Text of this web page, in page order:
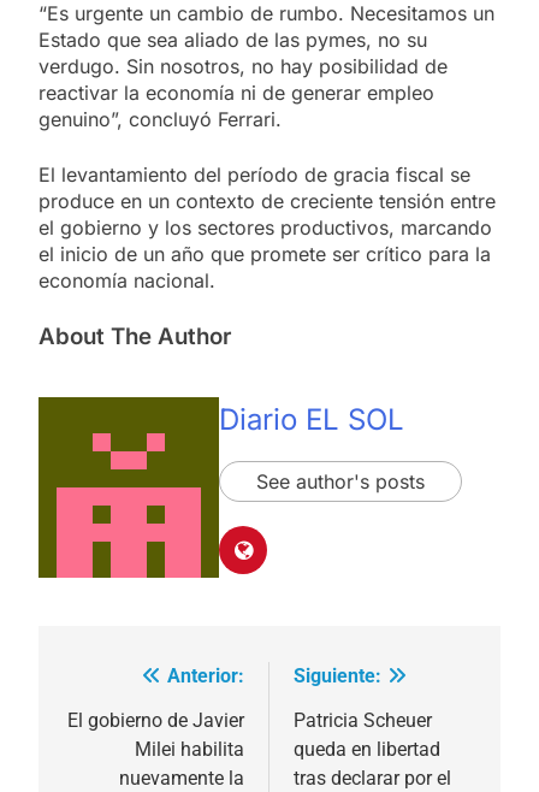
“Es urgente un cambio de rumbo. Necesitamos un
Estado que sea aliado de las pymes, no su
verdugo. Sin nosotros, no hay posibilidad de
reactivar la economía ni de generar empleo
genuino”, concluyó Ferrari.
El levantamiento del período de gracia fiscal se
produce en un contexto de creciente tensión entre
el gobierno y los sectores productivos, marcando
el inicio de un año que promete ser crítico para la
economía nacional.
About The Author
Diario EL SOL
See author's posts
Navegación
de
entradas
Anterior:
El gobierno de Javier
Milei habilita
nuevamente la
Siguiente:
Patricia Scheuer
queda en libertad
tras declarar por el